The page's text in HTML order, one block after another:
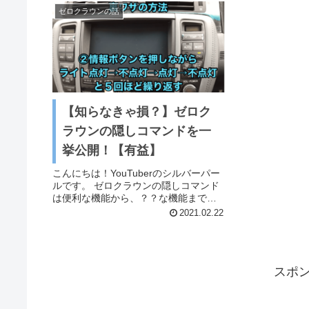
ゼロクラウンの話
【知らなきゃ損？】ゼロク
ラウンの隠しコマンドを一
挙公開！【有益】
こんにちは！YouTuberのシルバーパー
ルです。 ゼロクラウンの隠しコマンド
は便利な機能から、？？な機能まであ
ります。 今回はナビやスマートキーを
2021.02.22
スポ